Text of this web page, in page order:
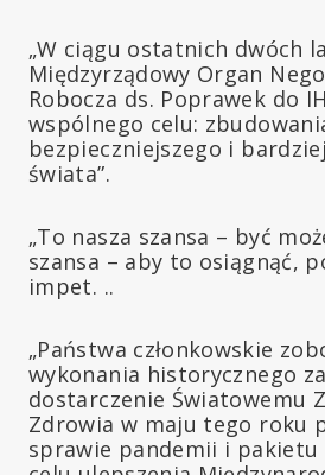
„W ciągu ostatnich dwóch
Międzyrządowy Organ
Robocza ds. Poprawek do
wspólnego celu:
bezpieczniejszego i
świata”.
„To nasza szansa – być
szansa – aby to osiągnąć,
impet. ..
„Państwa członkowskie
wykonania historycznego
dostarczenie Światowemu
Zdrowia w maju tego roku
sprawie pandemii i